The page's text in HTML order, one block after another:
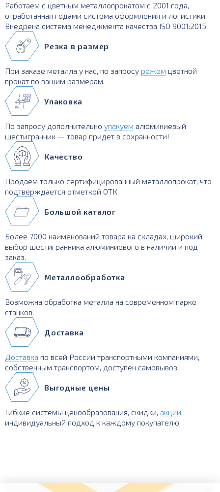
Работаем с цветным металлопрокатом с 2001 года,
отработанная годами система оформления и логистики.
Внедрена система менеджмента качества ISO 9001:2015
Резка в размер
При заказе металла у нас, по запросу режем цветной
прокат по вашим размерам.
Упаковка
По запросу дополнительно упакуем алюминиевый
шестигранник — товар придет в сохранности!
Качество
Продаем только сертифицированный металлопрокат, что
подтверждается отметкой ОТК.
Большой каталог
Более 7000 наименований товара на складах, широкий
выбор шестигранника алюминиевого в наличии и под
заказ.
Металлообработка
Возможна обработка металла на современном парке
станков.
Доставка
Доставка по всей России транспортными компаниями,
собственным транспортом, доступен самовывоз.
Выгодные цены
Гибкие системы ценообразования, скидки, акции,
индивидуальный подход к каждому покупателю.